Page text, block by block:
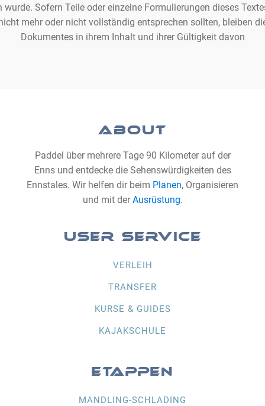
wurde. Sofern Teile oder einzelne Formulierungen dieses
mehr oder nicht vollständig entsprechen sollten, bleiben
Dokumentes in ihrem Inhalt und ihrer Gültigkeit davon
ABOUT
Paddel über mehrere Tage 90 Kilometer auf der
Enns und entdecke die Sehenswürdigkeiten des
Ennstales. Wir helfen dir beim Planen, Organisieren
und mit derAusrüstung.
USER SERVICE
VERLEIH
TRANSFER
KURSE & GUIDES
KAJAKSCHULE
ETAPPEN
MANDLING-SCHLADING